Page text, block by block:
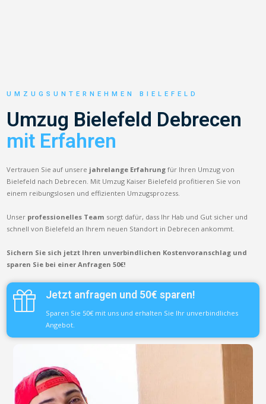
UMZUGSUNTERNEHMEN BIELEFELD
Umzug Bielefeld Debrecen
mit Erfahren
Vertrauen Sie auf unsere jahrelange Erfahrung für Ihren Umzug von
Bielefeld nach Debrecen. Mit Umzug Kaiser Bielefeld profitieren Sie von
einem reibungslosen und effizienten Umzugsprozess.
Unser professionelles Team sorgt dafür, dass Ihr Hab und Gut sicher und
schnell von Bielefeld an Ihrem neuen Standort in Debrecen ankommt.
Sichern Sie sich jetzt Ihren unverbindlichen Kostenvoranschlag und
sparen Sie bei einer Anfragen 50€!
Jetzt anfragen und 50€ sparen!
Sparen Sie 50€ mit uns und erhalten Sie Ihr unverbindliches
Angebot.